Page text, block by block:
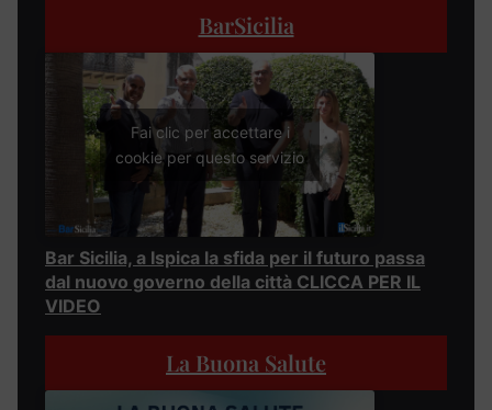
BarSicilia
Fai clic per accettare i
cookie per questo servizio
Bar Sicilia, a Ispica la sfida per il futuro passa
dal nuovo governo della città CLICCA PER IL
VIDEO
La Buona Salute